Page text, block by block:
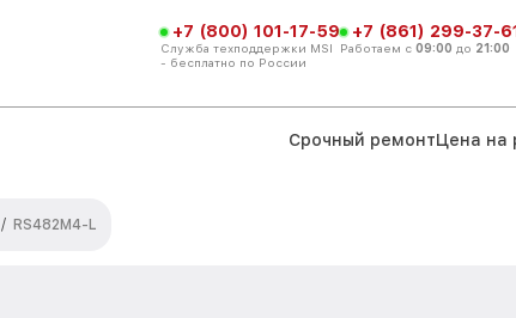
+7 (800) 101-17-59
Служба техподдержки MSI
- бесплатно по России
+7 (861) 299-37-
Работаем с 09:00 до 21:00
Срочный ремонтЦена на
/ RS482M4-L